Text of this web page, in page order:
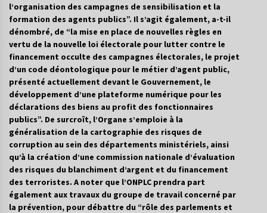
Rencontre nocturne dans le désert (Un conte
touareg)
5 ans ago
Un conte targui/ Quand la tête est vide
5 ans ago
Tradition orale/ D’où viennent les contes et à
5 ans ago
l’organisation des campagnes de sensibilisation et la
formation des agents publics”. Il s’agit également, a-t-il
dénombré, de “la mise en place de nouvelles règles en
vertu de la nouvelle loi électorale pour lutter contre le
financement occulte des campagnes électorales, le projet
d’un code déontologique pour le métier d’agent public,
présenté actuellement devant le Gouvernement, le
développement d’une plateforme numérique pour les
déclarations des biens au profit des fonctionnaires
publics”. De surcroît, l’Organe s’emploie à la
généralisation de la cartographie des risques de
corruption au sein des départements ministériels, ainsi
qu’à la création d’une commission nationale d’évaluation
des risques du blanchiment d’argent et du financement
des terroristes. A noter que l’ONPLC prendra part
également aux travaux du groupe de travail concerné par
la prévention, pour débattre du “rôle des parlements et